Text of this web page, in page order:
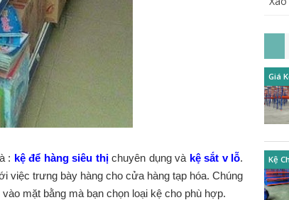
: kệ để hàng siêu thịchuyên dụng và kệ sắt v lỗ.
việc trưng bày hàng cho cửa hàng tạp hóa. Chúng
mặt bằng mà bạn chọn loại kệ cho phù hợp.
Giá
Kệ